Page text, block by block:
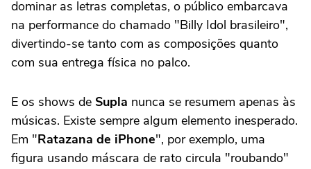
dominar as letras completas, o público embarcava
na performance do chamado "Billy Idol brasileiro",
divertindo-se tanto com as composições quanto
com sua entrega física no palco.
E os shows de Supla nunca se resumem apenas às
músicas. Existe sempre algum elemento inesperado.
Em "Ratazana de iPhone", por exemplo, uma
figura usando máscara de rato circula "roubando"